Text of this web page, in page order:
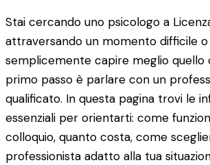
Stai cercando uno psicologo a
attraversando un momento difficile o
semplicemente capire meglio quello
primo passo è parlare con un
qualificato. In questa pagina trovi le
essenziali per orientarti: come
colloquio, quanto costa, come
professionista adatto alla tua